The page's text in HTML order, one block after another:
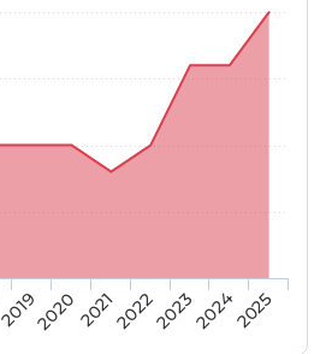
2019202020212022202320242025